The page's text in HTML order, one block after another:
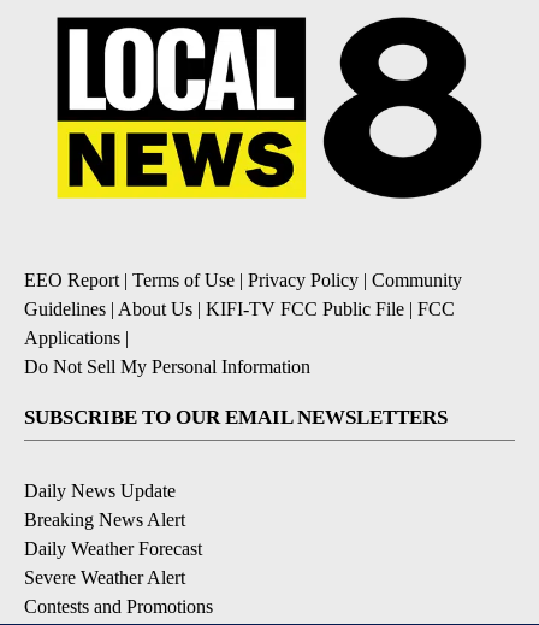
EEO Report| Terms of Use | Privacy Policy | Community
Guidelines | About Us | KIFI-TV FCC Public File | FCC
Applications |
Do Not Sell My Personal Information
SUBSCRIBE TO OUR EMAIL NEWSLETTERS
Daily News Update
Breaking News Alert
Daily Weather Forecast
Severe Weather Alert
Contests and Promotions